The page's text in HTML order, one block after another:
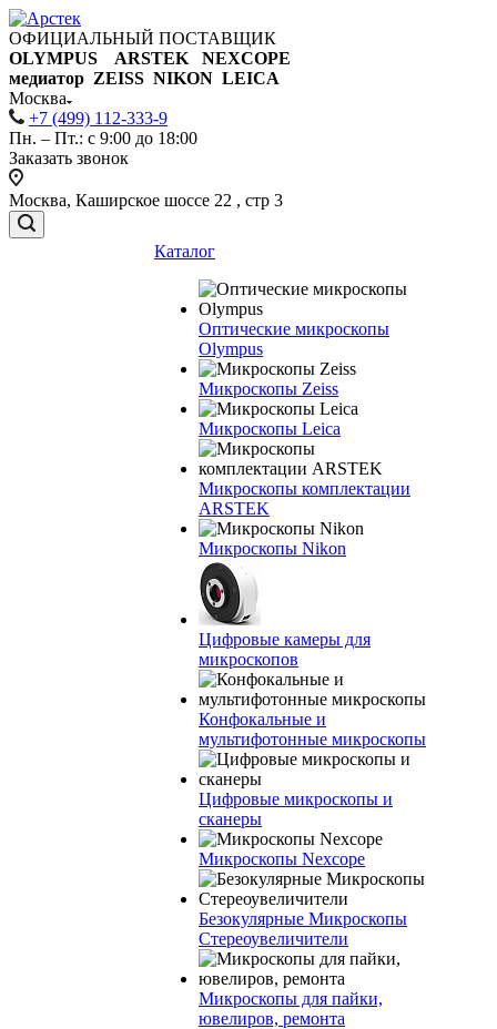
ОФИЦИАЛЬНЫЙ ПОСТАВЩИК
OLYMPUS ARSTEK NEXCOPE
медиатор ZEISS NIKON LEICA
Москва
+7 (499) 112-333-9
Пн. – Пт.: с 9:00 до 18:00
Заказать звонок
Москва, Каширское шоссе 22 , стр 3
Каталог
Оптические микроскопы
Olympus
Микроскопы Zeiss
Микроскопы Leica
Микроскопы комплектации
ARSTEK
Микроскопы Nikon
Цифровые камеры для
микроскопов
Конфокальные и
мультифотонные микроскопы
Цифровые микроскопы и
сканеры
Микроскопы Nexcope
Безокулярные Микроскопы
Стереоувеличители
Микроскопы для пайки,
ювелиров, ремонта